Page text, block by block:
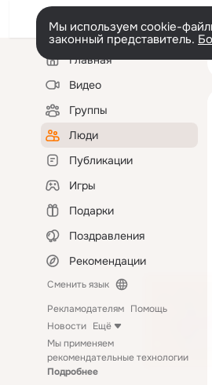
Мы используем cookie-
законный представитель.
Левая
колонкаГлавная
Видео
Группы
Люди
Публикации
Игры
Подарки
Поздравления
Рекомендации
Сменить язык
Рекламодателям Помощь
Новости Ещё
Мы применяем
рекомендательные технологии
Подробнее